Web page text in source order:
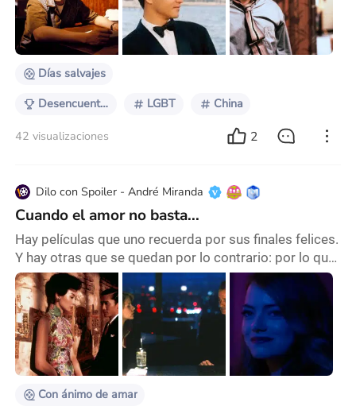
inmediatamente le procedía, es que Leslie Cheung ya
no habitaba este mundo. “No he hecho nada malo en
mi vida" - reclamaba en su carta de suic
Días salvajes
Desencuentros Amorosos LGBT China
42 visualizaciones 2
Dilo con Spoiler - André Miranda
Cuando el amor no basta...
Hay películas que uno recuerda por sus finales felices.
Y hay otras que se quedan por lo contrario: por lo que
no ocurrió, por lo que se quedó a medias, por ese
nudo en la garganta que aparece cuando entendemos
que el amor, a veces, no es suficiente. Durante años
volví, casi sin darme cuenta, a tres películas que
parecen hablarse entre sí: In the Mood for Love de
Wong Kar-wai, Lost in Translation
Con ánimo de amar